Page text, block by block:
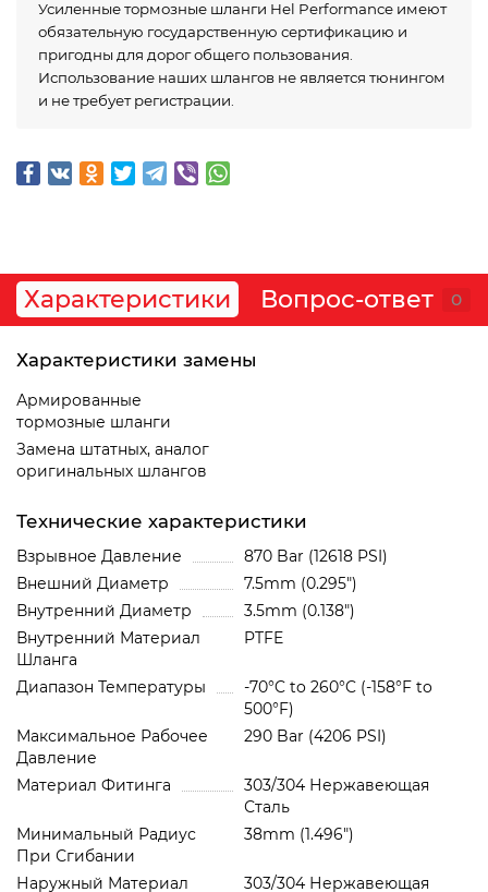
Усиленные тормозные шланги Hel Performance имеют
обязательную государственную сертификацию и
пригодны для дорог общего пользования.
Использование наших шлангов не является тюнингом
и не требует регистрации.
Характеристики Вопрос-ответ 0
Характеристики замены
Армированные
тормозные шланги
Замена штатных, аналог
оригинальных шлангов
Технические характеристики
Взрывное Давление
870 Bar (12618 PSI)
Внешний Диаметр
7.5mm (0.295")
Внутренний Диаметр
3.5mm (0.138")
Внутренний Материал
Шланга
PTFE
Диапазон Температуры
-70°C to 260°C (-158°F to
500°F)
Максимальное Рабочее
Давление
290 Bar (4206 PSI)
Материал Фитинга
303/304 Нержавеющая
Сталь
Минимальный Радиус
При Сгибании
38mm (1.496")
Наружный Материал
303/304 Нержавеющая